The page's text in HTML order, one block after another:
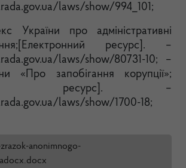
laws/show/994_101;
України про адміністративні
ресурс]. –
laws/show/80731-10; –
«Про запобігання корупції»;
ресурс]. –
laws/show/1700-18;
anonimnogo-